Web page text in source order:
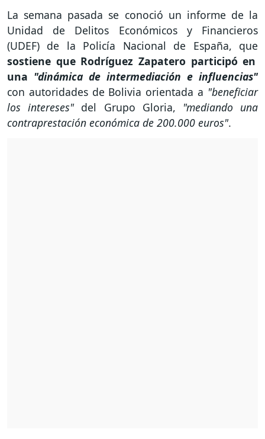
La semana pasada se conoció un informe de la
Unidad de Delitos Económicos y Financieros
(UDEF) de la Policía Nacional de España, que
sostiene que Rodríguez Zapatero participó en
una "dinámica de intermediación e influencias"
con autoridades de Bolivia orientada a "beneficiar
los intereses"del Grupo Gloria, "mediando una
contraprestación económica de 200.000 euros".